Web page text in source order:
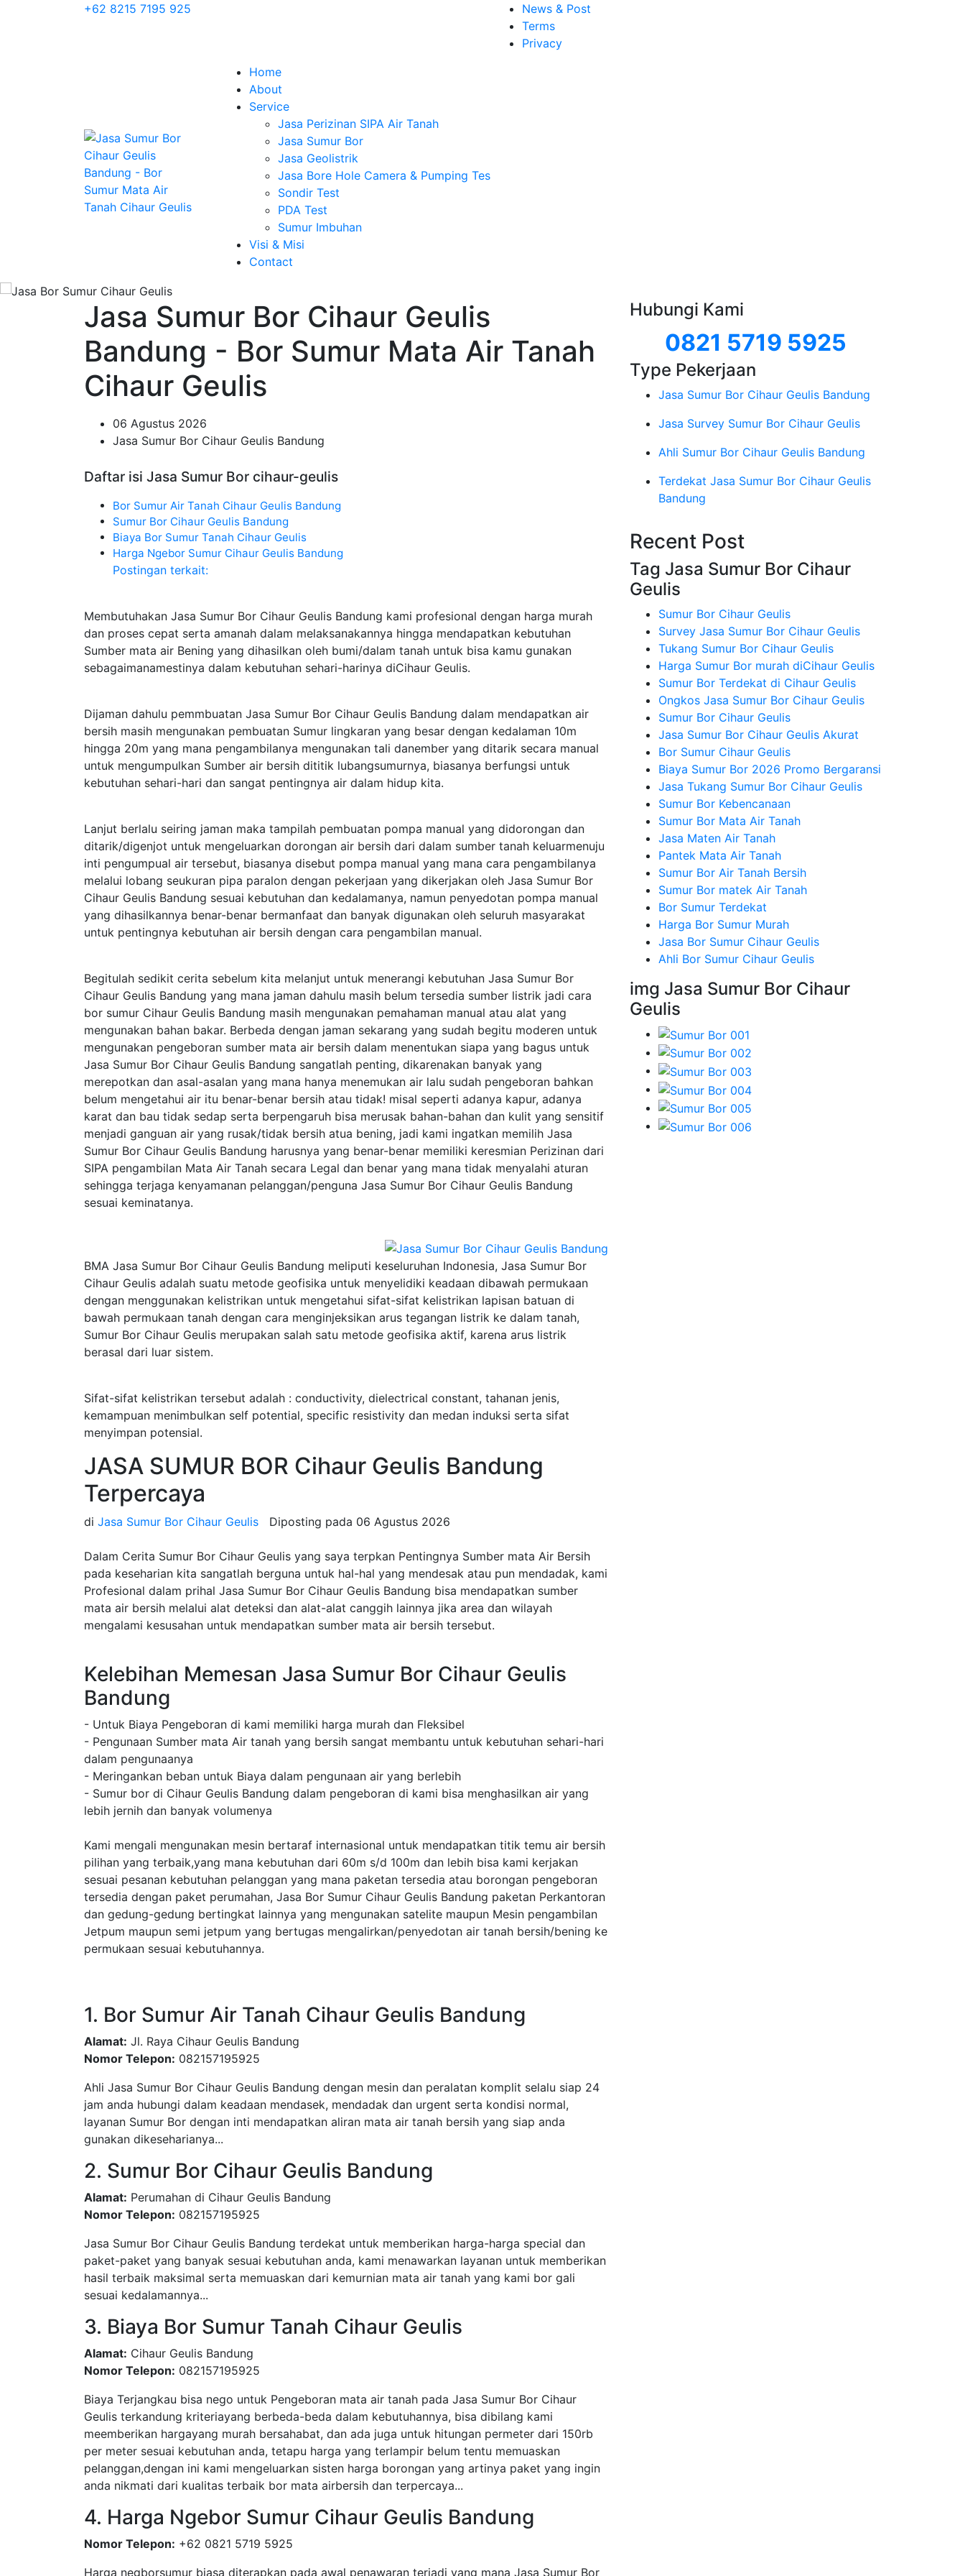
+62 8215 7195 925
News & Post
Terms
Privacy
Home
About
Service
Jasa Perizinan SIPA Air Tanah
Jasa Sumur Bor
Jasa Geolistrik
Jasa Bore Hole Camera & Pumping Tes
Sondir Test
PDA Test
Sumur Imbuhan
Visi & Misi
Contact
Jasa Sumur Bor Cihaur Geulis
Bandung - Bor Sumur Mata Air Tanah
Cihaur Geulis
06 Agustus 2026
Jasa Sumur Bor Cihaur Geulis Bandung
Daftar isi Jasa Sumur Bor cihaur-geulis
Bor Sumur Air Tanah Cihaur Geulis Bandung
Sumur Bor Cihaur Geulis Bandung
Biaya Bor Sumur Tanah Cihaur Geulis
Harga Ngebor Sumur Cihaur Geulis Bandung
Postingan terkait:
Membutuhakan Jasa Sumur Bor Cihaur Geulis Bandung kami profesional dengan harga murah
dan proses cepat serta amanah dalam melaksanakannya hingga mendapatkan kebutuhan
Sumber mata air Bening yang dihasilkan oleh bumi/dalam tanah untuk bisa kamu gunakan
sebagaimanamestinya dalam kebutuhan sehari-harinya diCihaur Geulis.
Dijaman dahulu pemmbuatan Jasa Sumur Bor Cihaur Geulis Bandung dalam mendapatkan air
bersih masih mengunakan pembuatan Sumur lingkaran yang besar dengan kedalaman 10m
hingga 20m yang mana pengambilanya mengunakan tali danember yang ditarik secara manual
untuk mengumpulkan Sumber air bersih dititik lubangsumurnya, biasanya berfungsi untuk
kebutuhan sehari-hari dan sangat pentingnya air dalam hidup kita.
Lanjut berlalu seiring jaman maka tampilah pembuatan pompa manual yang didorongan dan
ditarik/digenjot untuk mengeluarkan dorongan air bersih dari dalam sumber tanah keluarmenuju
inti pengumpual air tersebut, biasanya disebut pompa manual yang mana cara pengambilanya
melalui lobang seukuran pipa paralon dengan pekerjaan yang dikerjakan oleh Jasa Sumur Bor
Cihaur Geulis Bandung sesuai kebutuhan dan kedalamanya, namun penyedotan pompa manual
yang dihasilkannya benar-benar bermanfaat dan banyak digunakan oleh seluruh masyarakat
untuk pentingnya kebutuhan air bersih dengan cara pengambilan manual.
Begitulah sedikit cerita sebelum kita melanjut untuk menerangi kebutuhan Jasa Sumur Bor
Cihaur Geulis Bandung yang mana jaman dahulu masih belum tersedia sumber listrik jadi cara
bor sumur Cihaur Geulis Bandung masih mengunakan pemahaman manual atau alat yang
mengunakan bahan bakar. Berbeda dengan jaman sekarang yang sudah begitu moderen untuk
mengunakan pengeboran sumber mata air bersih dalam menentukan siapa yang bagus untuk
Jasa Sumur Bor Cihaur Geulis Bandung sangatlah penting, dikarenakan banyak yang
merepotkan dan asal-asalan yang mana hanya menemukan air lalu sudah pengeboran bahkan
belum mengetahui air itu benar-benar bersih atau tidak! misal seperti adanya kapur, adanya
karat dan bau tidak sedap serta berpengaruh bisa merusak bahan-bahan dan kulit yang sensitif
menjadi ganguan air yang rusak/tidak bersih atua bening, jadi kami ingatkan memilih Jasa
Sumur Bor Cihaur Geulis Bandung harusnya yang benar-benar memiliki keresmian Perizinan dari
SIPA pengambilan Mata Air Tanah secara Legal dan benar yang mana tidak menyalahi aturan
sehingga terjaga kenyamanan pelanggan/penguna Jasa Sumur Bor Cihaur Geulis Bandung
sesuai keminatanya.
BMA Jasa Sumur Bor Cihaur Geulis Bandung meliputi keseluruhan Indonesia, Jasa Sumur Bor
Cihaur Geulis adalah suatu metode geofisika untuk menyelidiki keadaan dibawah permukaan
dengan menggunakan kelistrikan untuk mengetahui sifat-sifat kelistrikan lapisan batuan di
bawah permukaan tanah dengan cara menginjeksikan arus tegangan listrik ke dalam tanah,
Sumur Bor Cihaur Geulis merupakan salah satu metode geofisika aktif, karena arus listrik
berasal dari luar sistem.
Sifat-sifat kelistrikan tersebut adalah : conductivity, dielectrical constant, tahanan jenis,
kemampuan menimbulkan self potential, specific resistivity dan medan induksi serta sifat
menyimpan potensial.
JASA SUMUR BOR Cihaur Geulis Bandung
Terpercaya
di Jasa Sumur Bor Cihaur Geulis Diposting pada 06 Agustus 2026
Dalam Cerita Sumur Bor Cihaur Geulis yang saya terpkan Pentingnya Sumber mata Air Bersih
pada keseharian kita sangatlah berguna untuk hal-hal yang mendesak atau pun mendadak, kami
Profesional dalam prihal Jasa Sumur Bor Cihaur Geulis Bandung bisa mendapatkan sumber
mata air bersih melalui alat deteksi dan alat-alat canggih lainnya jika area dan wilayah
mengalami kesusahan untuk mendapatkan sumber mata air bersih tersebut.
Kelebihan Memesan Jasa Sumur Bor Cihaur Geulis
Bandung
- Untuk Biaya Pengeboran di kami memiliki harga murah dan Fleksibel
- Pengunaan Sumber mata Air tanah yang bersih sangat membantu untuk kebutuhan sehari-hari
dalam pengunaanya
- Meringankan beban untuk Biaya dalam pengunaan air yang berlebih
- Sumur bor di Cihaur Geulis Bandung dalam pengeboran di kami bisa menghasilkan air yang
lebih jernih dan banyak volumenya
Kami mengali mengunakan mesin bertaraf internasional untuk mendapatkan titik temu air bersih
pilihan yang terbaik,yang mana kebutuhan dari 60m s/d 100m dan lebih bisa kami kerjakan
sesuai pesanan kebutuhan pelanggan yang mana paketan tersedia atau borongan pengeboran
tersedia dengan paket perumahan, Jasa Bor Sumur Cihaur Geulis Bandung paketan Perkantoran
dan gedung-gedung bertingkat lainnya yang mengunakan satelite maupun Mesin pengambilan
Jetpum maupun semi jetpum yang bertugas mengalirkan/penyedotan air tanah bersih/bening ke
permukaan sesuai kebutuhannya.
1. Bor Sumur Air Tanah Cihaur Geulis Bandung
Alamat: Jl. Raya Cihaur Geulis Bandung
Nomor Telepon: 082157195925
Ahli Jasa Sumur Bor Cihaur Geulis Bandung dengan mesin dan peralatan komplit selalu siap 24
jam anda hubungi dalam keadaan mendasek, mendadak dan urgent serta kondisi normal,
layanan Sumur Bor dengan inti mendapatkan aliran mata air tanah bersih yang siap anda
gunakan dikeseharianya...
2. Sumur Bor Cihaur Geulis Bandung
Alamat: Perumahan di Cihaur Geulis Bandung
Nomor Telepon: 082157195925
Jasa Sumur Bor Cihaur Geulis Bandung terdekat untuk memberikan harga-harga special dan
paket-paket yang banyak sesuai kebutuhan anda, kami menawarkan layanan untuk memberikan
hasil terbaik maksimal serta memuaskan dari kemurnian mata air tanah yang kami bor gali
sesuai kedalamannya...
3. Biaya Bor Sumur Tanah Cihaur Geulis
Alamat: Cihaur Geulis Bandung
Nomor Telepon: 082157195925
Biaya Terjangkau bisa nego untuk Pengeboran mata air tanah pada Jasa Sumur Bor Cihaur
Geulis terkandung kriteriayang berbeda-beda dalam kebutuhannya, bisa dibilang kami
meemberikan hargayang murah bersahabat, dan ada juga untuk hitungan permeter dari 150rb
per meter sesuai kebutuhan anda, tetapu harga yang terlampir belum tentu memuaskan
pelanggan,dengan ini kami mengeluarkan sisten harga borongan yang artinya paket yang ingin
anda nikmati dari kualitas terbaik bor mata airbersih dan terpercaya...
4. Harga Ngebor Sumur Cihaur Geulis Bandung
Nomor Telepon: +62 0821 5719 5925
Harga negborsumur biasa diterapkan pada awal penawaran terjadi yang mana Jasa Sumur Bor
Hubungi Kami
0821 5719 5925
Type Pekerjaan
Jasa Sumur Bor Cihaur Geulis Bandung
Jasa Survey Sumur Bor Cihaur Geulis
Ahli Sumur Bor Cihaur Geulis Bandung
Terdekat Jasa Sumur Bor Cihaur Geulis
Bandung
Recent Post
Tag Jasa Sumur Bor Cihaur
Geulis
Sumur Bor Cihaur Geulis
Survey Jasa Sumur Bor Cihaur Geulis
Tukang Sumur Bor Cihaur Geulis
Harga Sumur Bor murah diCihaur Geulis
Sumur Bor Terdekat di Cihaur Geulis
Ongkos Jasa Sumur Bor Cihaur Geulis
Sumur Bor Cihaur Geulis
Jasa Sumur Bor Cihaur Geulis Akurat
Bor Sumur Cihaur Geulis
Biaya Sumur Bor 2026 Promo Bergaransi
Jasa Tukang Sumur Bor Cihaur Geulis
Sumur Bor Kebencanaan
Sumur Bor Mata Air Tanah
Jasa Maten Air Tanah
Pantek Mata Air Tanah
Sumur Bor Air Tanah Bersih
Sumur Bor matek Air Tanah
Bor Sumur Terdekat
Harga Bor Sumur Murah
Jasa Bor Sumur Cihaur Geulis
Ahli Bor Sumur Cihaur Geulis
img Jasa Sumur Bor Cihaur
Geulis